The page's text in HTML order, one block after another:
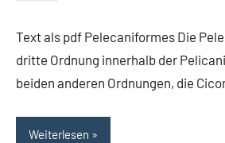
Text als pdf Pelecaniformes Die
dritte Ordnung innerhalb der
beiden anderen Ordnungen, die
Weiterlesen